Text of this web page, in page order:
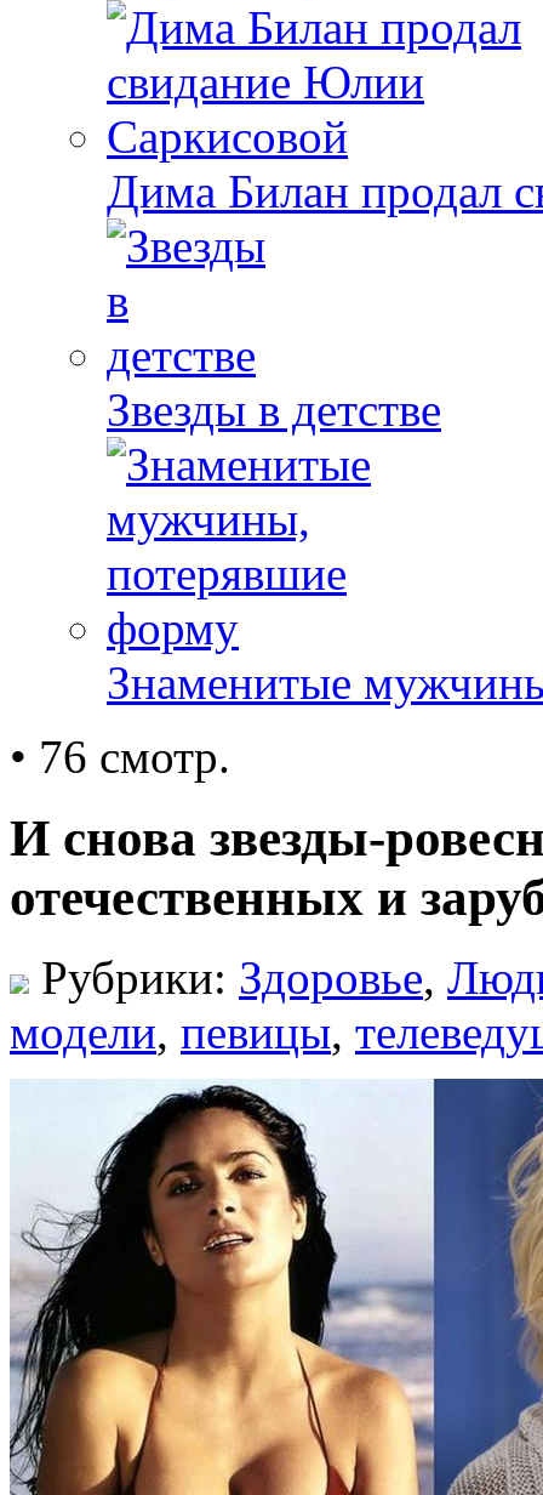
Дима Билан продал
Звезды в детстве
Знаменитые
• 76 смотр.
И снова звезды-
отечественных и
Рубрики: Здоровье,
модели, певицы,